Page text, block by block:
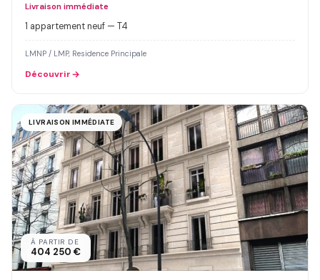
Livraison immédiate
1 appartement neuf — T4
LMNP / LMP, Residence Principale
Découvrir
LIVRAISON IMMÉDIATE
À PARTIR DE
404 250 €